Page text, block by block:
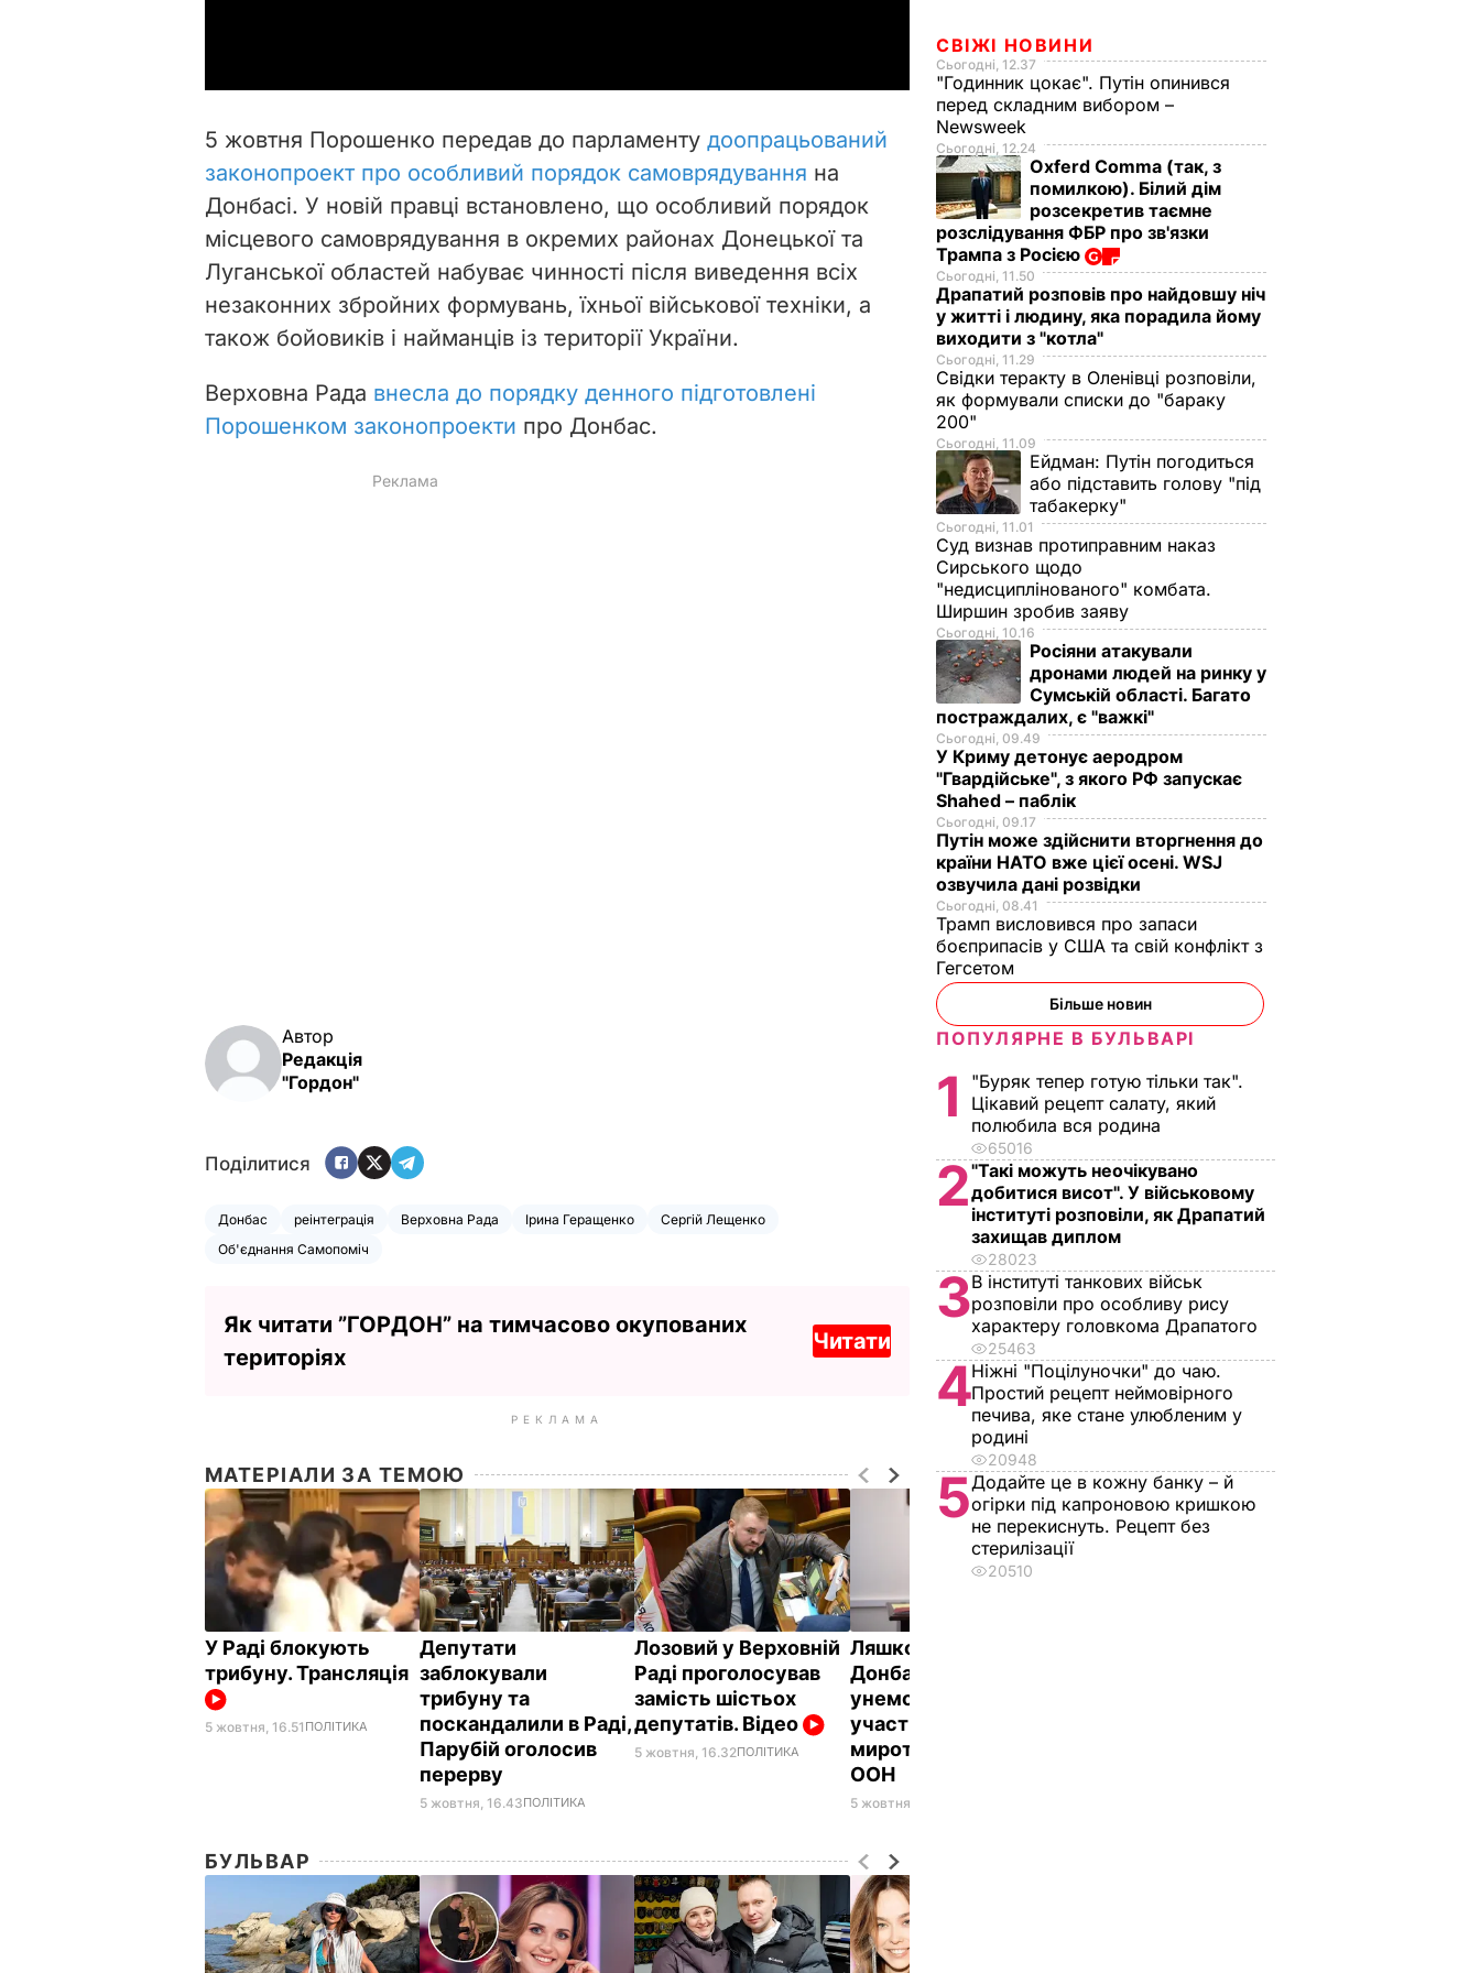
i
d
e
o
5 жовтня Порошенко передав до парламенту доопрацьований
законопроект про особливий порядок самоврядування на
Донбасі. У новій правці встановлено, що особливий порядок
місцевого самоврядування в окремих районах Донецької та
Луганської областей набуває чинності після виведення всіх
незаконних збройних формувань, їхньої військової техніки, а
також бойовиків і найманців із території України.
Верховна Рада внесла до порядку денного підготовлені
Порошенком законопроекти про Донбас.
Автор
Редакція
"Гордон"
Поділитися
Донбас реінтеграція Верховна Рада Ірина Геращенко
Сергій Лещенко
Об'єднання Самопоміч
Як читати ”ГОРДОН” на тимчасово окупованих
територіях
Читати
РЕКЛАМА
МАТЕРІАЛИ ЗА ТЕМОЮ
У Раді блокують
трибуну. Трансляція
5 жовтня, 16.51 ПОЛІТИКА
Депутати
заблокували
трибуну та
поскандалили в Раді,
Парубій оголосив
перерву
5 жовтня, 16.43ПОЛІТИКА
Лозовий у Верховній
Раді проголосував
замість шістьох
депутатів. Відео
5 жовтня, 16.32ПОЛІТИКА
Ляшко:
Донбас
унеможливить
участь росіян у
миротворчій місії
ООН
5 жовтня, 14.06
БУЛЬВАР
СВІЖІ НОВИНИ
Сьогодні, 12.37
"Годинник цокає". Путін опинився
перед складним вибором –
Newsweek
Сьогодні, 12.24
Oxferd Comma (так, з
помилкою). Білий дім
розсекретив таємне
розслідування ФБР про зв'язки
Трампа з Росією
Сьогодні, 11.50
Драпатий розповів про найдовшу ніч
у житті і людину, яка порадила йому
виходити з "котла"
Сьогодні, 11.29
Свідки теракту в Оленівці розповіли,
як формували списки до "бараку
200"
Сьогодні, 11.09
Ейдман: Путін погодиться
або підставить голову "під
табакерку"
Сьогодні, 11.01
Суд визнав протиправним наказ
Сирського щодо
"недисциплінованого" комбата.
Ширшин зробив заяву
Сьогодні, 10.16
Росіяни атакували
дронами людей на ринку у
Сумській області. Багато
постраждалих, є "важкі"
Сьогодні, 09.49
У Криму детонує аеродром
"Гвардійське", з якого РФ запускає
Shahed – паблік
Сьогодні, 09.17
Путін може здійснити вторгнення до
країни НАТО вже цієї осені. WSJ
озвучила дані розвідки
Сьогодні, 08.41
Трамп висловився про запаси
боєприпасів у США та свій конфлікт з
Гегсетом
Більше новин
ПОПУЛЯРНЕ В БУЛЬВАРІ
1
"Буряк тепер готую тільки так".
Цікавий рецепт салату, який
полюбила вся родина
65016
2"Такі можуть неочікувано
добитися висот". У військовому
інституті розповіли, як Драпатий
захищав диплом
28023
3В інституті танкових військ
розповіли про особливу рису
характеру головкома Драпатого
25463
4Ніжні "Поцілуночки" до чаю.
Простий рецепт неймовірного
печива, яке стане улюбленим у
родині
20948
5Додайте це в кожну банку – й
огірки під капроновою кришкою
не перекиснуть. Рецепт без
стерилізації
20510